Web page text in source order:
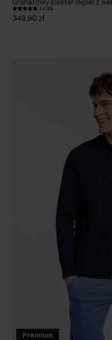
Granatowy sweter męski z
4.8 (45)
349,90 zł
Premium